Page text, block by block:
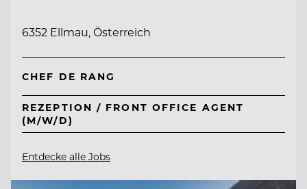
6352 Ellmau, Österreich
CHEF DE RANG
REZEPTION / FRONT OFFICE AGENT
(M/W/D)
Entdecke alle Jobs